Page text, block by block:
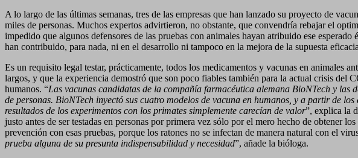
A lo largo de las últimas semanas, tres de las empresas que han lanzado su proyecto de
miles de personas. Muchos expertos advirtieron, no obstante, que convendría rebajar el
impedido que algunos defensores de las pruebas con animales hayan atribuido ese
han contribuido, para nada, ni en el desarrollo ni tampoco en la mejora de la supuesta
Es un requisito legal testar, prácticamente, todos los medicamentos y vacunas en animales
largos, y que la experiencia demostró que son poco fiables también para la actual crisis del
humanos. “Las vacunas candidatas de la compañía farmacéutica alemana BioNTech y las
de personas. BioNTech inyectó sus cuatro modelos de vacuna en humanos, y a partir de
resultados de los experimentos con los primates simplemente carecían de valor”, explica la
justo antes de ser testadas en personas por primera vez sólo por el mero hecho de obtener
prevención con esas pruebas, porque los ratones no se infectan de manera natural con el
prueba alguna de su presunta indispensabilidad y necesidad”, añade la bióloga.